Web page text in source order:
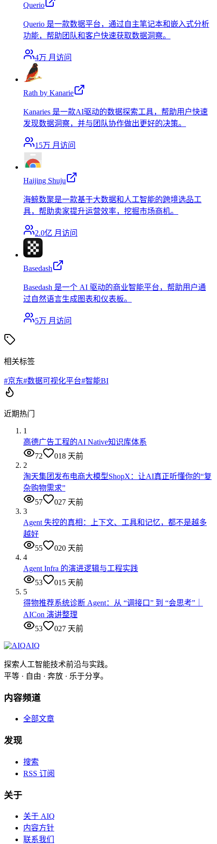
Querio
Querio 是一款数据平台，通过自主笔记本和嵌入式分析
功能，帮助团队和客户快速获取数据洞察。
4万 月访问
Rath by Kanarie
Kanaries 是一款AI驱动的数据探索工具，帮助用户快速
发现数据洞察，并与团队协作做出更好的决策。
15万 月访问
Haijing Shuju
海鲸数聚是一款基于大数据和人工智能的跨境选品工
具，帮助卖家提升运营效率，挖掘市场商机。
2.0亿 月访问
Basedash
Basedash 是一个 AI 驱动的商业智能平台，帮助用户通
过自然语言生成图表和仪表板。
5万 月访问
相关标签
#京东#数据可视化平台#智能BI
近期热门
1
高德广告工程的AI Native知识库体系
72
018 天前
2
淘天集团发布电商大模型ShopX：让AI真正听懂你的“复
杂购物需求”
57
027 天前
3
Agent 失控的真相：上下文、工具和记忆，都不是越多
越好
55
020 天前
4
Agent Infra 的演进逻辑与工程实践
53
015 天前
5
得物推荐系统诊断 Agent：从 “调接口” 到 “会思考”｜
AICon 演讲整理
53
027 天前
AIQ
探索人工智能技术前沿与实践。
平等 · 自由 · 奔放 · 乐于分享。
内容频道
全部文章
发现
搜索
RSS 订阅
关于
关于 AIQ
内容方针
联系我们